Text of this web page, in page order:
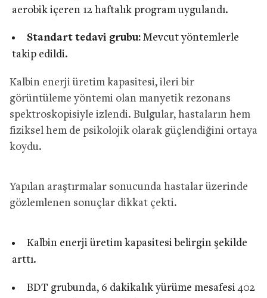
aerobik içeren 12 haftalık program uygulandı.
Standart tedavi grubu:Mevcut yöntemlerle
takip edildi.
Kalbin enerji üretim kapasitesi, ileri bir
görüntüleme yöntemi olan manyetik rezonans
spektroskopisiyle izlendi. Bulgular, hastaların hem
fiziksel hem de psikolojik olarak güçlendiğini ortaya
koydu.
Yapılan araştırmalar sonucunda hastalar üzerinde
gözlemlenen sonuçlar dikkat çekti.
Kalbin enerji üretim kapasitesi belirgin şekilde
arttı.
BDT grubunda, 6 dakikalık yürüme mesafesi 402